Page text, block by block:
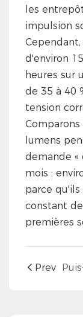
les
impulsion
d'environ
heures sur
de 35 à 40
tension
lumens
demande «
mois :
parce
constant
premières
Prev